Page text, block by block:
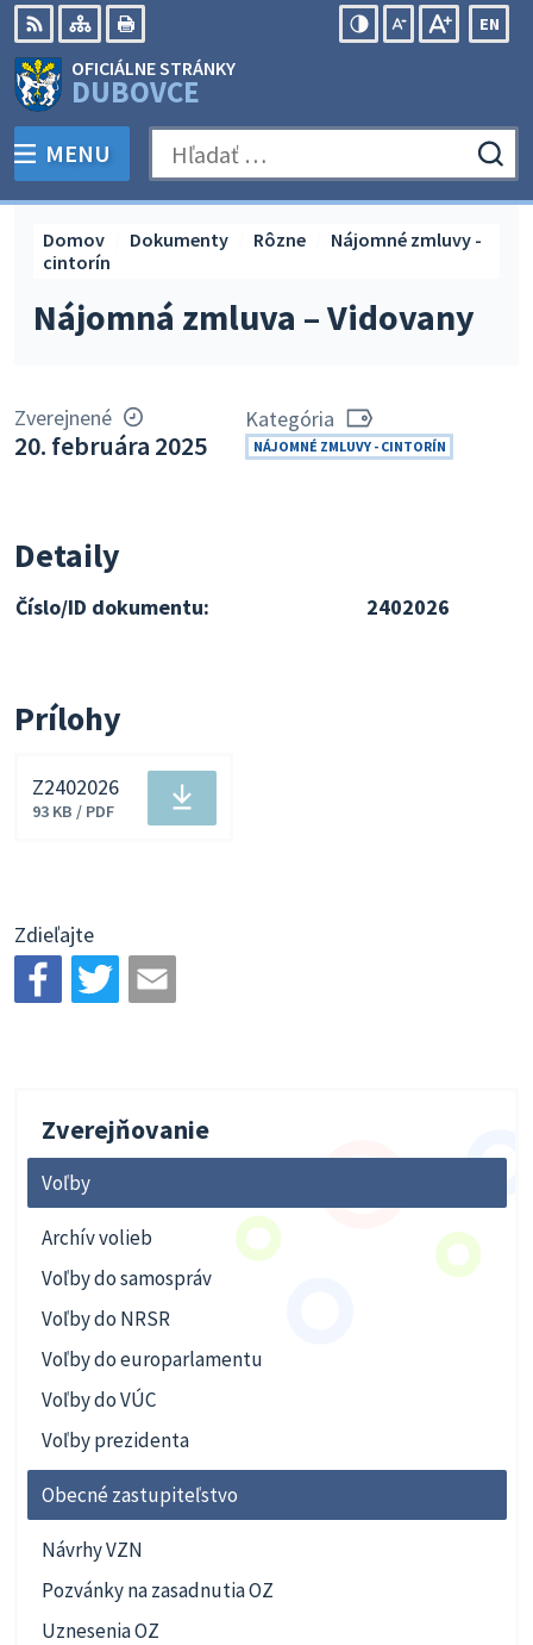
Preskočiť
na
obsah
RSS Mapa
EN
OFICIÁLNE STRÁNKY
DUBOVCE
PREPNÚŤ
MENU Hľadať:
Nájomná zmluva – Vidovany
Domov Dokumenty Rôzne
Nájomné zmluvy -
cintorín
Zverejnené
20. februára 2025
Kategória
NÁJOMNÉ ZMLUVY - CINTORÍN
Detaily
Číslo/ID dokumentu: 2402026
Prílohy
Stiahnuť
Z2402026
93 KB / PDF
Zdieľajte
Zverejňovanie
Voľby
Archív volieb
Voľby do samospráv
Voľby do NRSR
Voľby do europarlamentu
Voľby do VÚC
Voľby prezidenta
Obecné zastupiteľstvo
Návrhy VZN
Pozvánky na zasadnutia OZ
Uznesenia OZ